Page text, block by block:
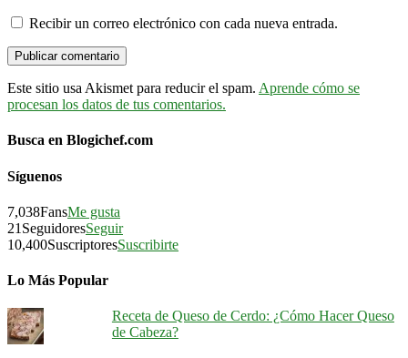
Recibir un correo electrónico con cada nueva entrada.
Este sitio usa Akismet para reducir el spam. Aprende cómo se
procesan los datos de tus comentarios.
Busca en Blogichef.com
Síguenos
7,038FansMe gusta
21 SeguidoresSeguir
10,400SuscriptoresSuscribirte
Lo Más Popular
Receta de Queso de Cerdo: ¿Cómo Hacer Queso
de Cabeza?